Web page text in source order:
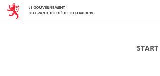
START